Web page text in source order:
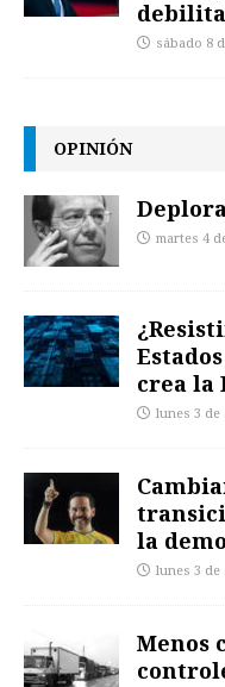
sábado 8
OPINIÓN
martes 4
crea la
lunes 3 de
la
lunes 3 de
Menos